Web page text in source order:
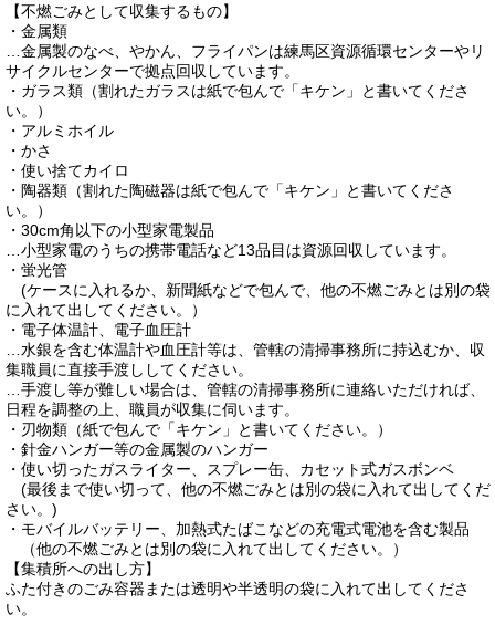
【不燃ごみとして収集するもの】
・金属類
…金属製のなべ、やかん、フライパンは練馬区資源循環センターやリ
サイクルセンターで拠点回収しています。
・ガラス類（割れたガラスは紙で包んで「キケン」と書いてくださ
い。）
・アルミホイル
・かさ
・使い捨てカイロ
・陶器類（割れた陶磁器は紙で包んで「キケン」と書いてくださ
い。）
・30cm角以下の小型家電製品
…小型家電のうちの携帯電話など13品目は資源回収しています。
・蛍光管
(ケースに入れるか、新聞紙などで包んで、他の不燃ごみとは別の袋
に入れて出してください。）
・電子体温計、電子血圧計
…水銀を含む体温計や血圧計等は、管轄の清掃事務所に持込むか、収
集職員に直接手渡ししてください。
…手渡し等が難しい場合は、管轄の清掃事務所に連絡いただければ、
日程を調整の上、職員が収集に伺います。
・刃物類（紙で包んで「キケン」と書いてください。）
・針金ハンガー等の金属製のハンガー
・使い切ったガスライター、スプレー缶、カセット式ガスボンベ
(最後まで使い切って、他の不燃ごみとは別の袋に入れて出してくだ
さい。)
・モバイルバッテリー、加熱式たばこなどの充電式電池を含む製品
（他の不燃ごみとは別の袋に入れて出してください。）
【集積所への出し方】
ふた付きのごみ容器または透明や半透明の袋に入れて出してくださ
い。